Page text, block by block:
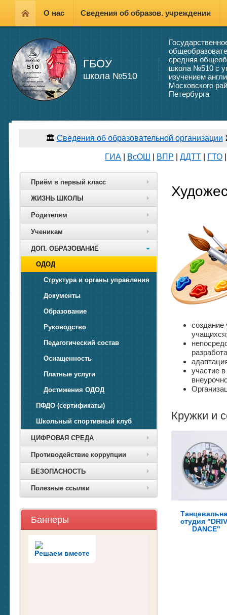
О нас Сведения об образов. учреждении
ГБОУ
школа №510
средняя
школа №510 с
изучением
Московского
Петербурга
🏛️ Сведения об образовательной организации
ГИА ВсОШ ВПР ДДТТ ГТО
Приём в первый класс
ЖИЗНЬ ШКОЛЫ
Родителям
Ученикам
ДОП. ОБРАЗОВАНИЕ
ОДОД
Структура и органы управления
Документы
Образование
Руководство
Педагогический состав
Оснащенность
Платные услуги
Достижения ОДОД
ПФДО (сертификаты)
Школьный спортивный клуб
ЦИФРОВАЯ СРЕДА
Противодействие коррупции
БЕЗОПАСНОСТЬ
Полезные ссылки
Баннеры
Решаем вместе
создание
участие
Кружки и
студия
DANCE"